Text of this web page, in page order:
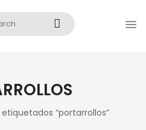
“portarrollos”